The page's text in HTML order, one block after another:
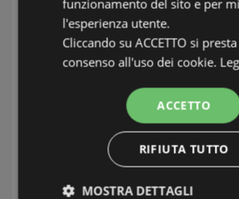
stato eretto un tempio dedicato a
Ericina dove oggi svetta la
di San Pietro.L'isola Palmaria
separata dal borgo medievale di
da uno stretto braccio di mare
Bocche", dove il visitatore può
splendide passeggiate e bagni
acque. Portovenere , l'isola
fanno parte dal 1997 del
dell'Umanità dell'UNESCO.
funzionamento del sito e per
l'esperienza utente.
Cliccando su ACCETTO si
consenso all'uso dei cookie.
ACCETTO
RIFIUTA TUTTO
MOSTRA DETTAGLI